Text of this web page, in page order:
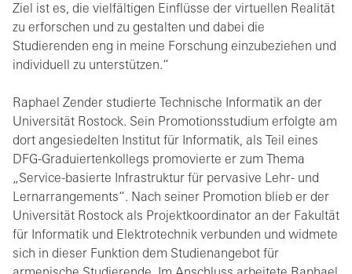
Ziel ist es, die vielfältigen Einflüsse der virtuellen Realität
zu erforschen und zu gestalten und dabei die
Studierenden eng in meine Forschung einzubeziehen und
individuell zu unterstützen.“
Raphael Zender studierte Technische Informatik an der
Universität Rostock. Sein Promotionsstudium erfolgte am
dort angesiedelten Institut für Informatik, als Teil eines
DFG-Graduiertenkollegs promovierte er zum Thema
„Service-basierte Infrastruktur für pervasive Lehr- und
Lernarrangements“. Nach seiner Promotion blieb er der
Universität Rostock als Projektkoordinator an der Fakultät
für Informatik und Elektrotechnik verbunden und widmete
sich in dieser Funktion dem Studienangebot für